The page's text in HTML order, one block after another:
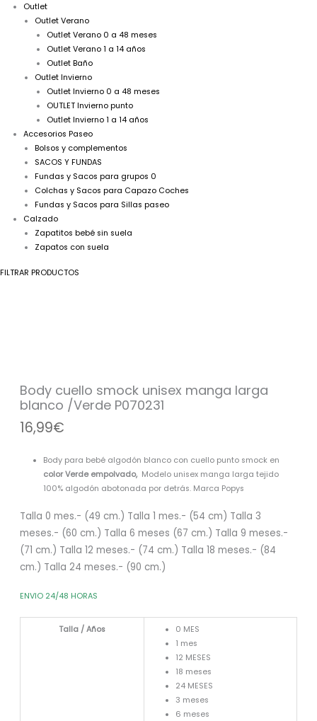
Outlet
Outlet Verano
Outlet Verano 0 a 48 meses
Outlet Verano 1 a 14 años
Outlet Baño
Outlet Invierno
Outlet Invierno 0 a 48 meses
OUTLET Invierno punto
Outlet Invierno 1 a 14 años
Accesorios Paseo
Bolsos y complementos
SACOS Y FUNDAS
Fundas y Sacos para grupos 0
Colchas y Sacos para Capazo Coches
Fundas y Sacos para Sillas paseo
Calzado
Zapatitos bebé sin suela
Zapatos con suela
FILTRAR PRODUCTOS
Body cuello smock unisex manga larga
blanco /Verde P070231
16,99€
Body para bebé algodón blanco con cuello punto smock en
color Verde empolvado,Modelo unisex manga larga tejido
100% algodón abotonada por detrás. Marca Popys
Talla 0 mes.- (49 cm.) Talla 1 mes.- (54 cm) Talla 3
meses.- (60 cm.) Talla 6 meses (67 cm.) Talla 9 meses.-
(71 cm.) Talla 12 meses.- (74 cm.) Talla 18 meses.- (84
cm.) Talla 24 meses.- (90 cm.)
ENVIO 24/48 HORAS
Talla / Años
0 MES
1 mes
12 MESES
18 meses
24 MESES
3 meses
6 meses
blanco
/Verde
P070231
cantidad